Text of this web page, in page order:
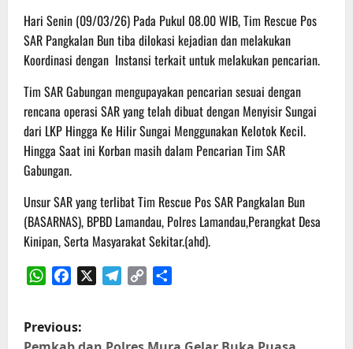
Hari Senin (09/03/26) Pada Pukul 08.00 WIB, Tim Rescue Pos
SAR Pangkalan Bun tiba dilokasi kejadian dan melakukan
Koordinasi dengan Instansi terkait untuk melakukan pencarian.
Tim SAR Gabungan mengupayakan pencarian sesuai dengan
rencana operasi SAR yang telah dibuat dengan Menyisir Sungai
dari LKP Hingga Ke Hilir Sungai Menggunakan Kelotok Kecil.
Hingga Saat ini Korban masih dalam Pencarian Tim SAR
Gabungan.
Unsur SAR yang terlibat Tim Rescue Pos SAR Pangkalan Bun
(BASARNAS), BPBD Lamandau, Polres Lamandau,Perangkat Desa
Kinipan, Serta Masyarakat Sekitar.(ahd).
P
Previous: